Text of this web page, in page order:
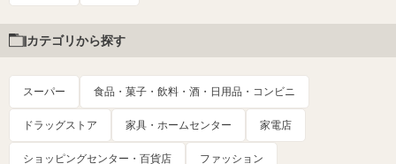
カテゴリから探す
スーパー 食品・菓子・飲料・酒・日用品・コンビニ
ドラッグストア 家具・ホームセンター 家電店
ショッピングセンター・百貨店 ファッション